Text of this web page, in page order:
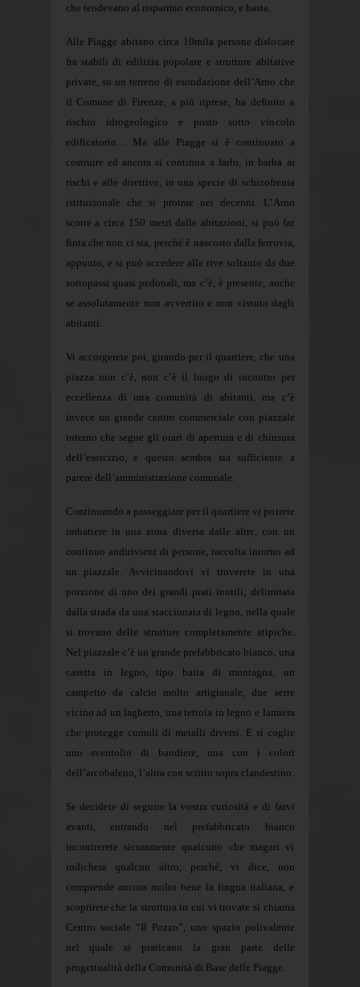
che tendevano al risparmio economico, e basta.
Alle Piagge abitano circa 10mila persone dislocate
fra stabili di edilizia popolare e strutture abitative
private, su un terreno di esondazione dell’Arno che
il Comune di Firenze, a più riprese, ha definito a
rischio idrogeologico e posto sotto vincolo
edificatorio… Ma alle Piagge si è continuato a
costruire ed ancora si continua a farlo, in barba ai
rischi e alle direttive, in una specie di schizofrenia
istituzionale che si protrae nei decenni. L’Arno
scorre a circa 150 metri dalle abitazioni, si può far
finta che non ci sia, perché è nascosto dalla ferrovia,
appunto, e si può accedere alle rive soltanto da due
sottopassi quasi pedonali, ma c’è, è presente, anche
se assolutamente non avvertito e non vissuto dagli
abitanti.
Vi accorgerete poi, girando per il quartiere, che una
piazza non c’è, non c’è il luogo di incontro per
eccellenza di una comunità di abitanti, ma c’è
invece un grande centro commerciale con piazzale
interno che segue gli orari di apertura e di chiusura
dell’esercizio, e questo sembra sia sufficiente a
parere dell’amministrazione comunale.
Continuando a passeggiare per il quartiere vi potrete
imbattere in una zona diversa dalle altre, con un
continuo andirivieni di persone, raccolta intorno ad
un piazzale. Avvicinandovi vi troverete in una
porzione di uno dei grandi prati inutili, delimitata
dalla strada da una staccionata di legno, nella quale
si trovano delle strutture completamente atipiche.
Nel piazzale c’è un grande prefabbricato bianco, una
casetta in legno, tipo baita di montagna, un
campetto da calcio molto artigianale, due serre
vicino ad un laghetto, una tettoia in legno e lamiera
che protegge cumuli di metalli diversi. E si coglie
uno sventolio di bandiere, una con i colori
dell’arcobaleno, l’altra con scritto sopra clandestino.
Se decidete di seguire la vostra curiosità e di farvi
avanti, entrando nel prefabbricato bianco
incontrerete sicuramente qualcuno che magari vi
indicherà qualcun altro, perché, vi dice, non
comprende ancora molto bene la lingua italiana, e
scoprirete che la struttura in cui vi trovate si chiama
Centro sociale “Il Pozzo”, uno spazio polivalente
nel quale si praticano la gran parte delle
progettualità della Comunità di Base delle Piagge.